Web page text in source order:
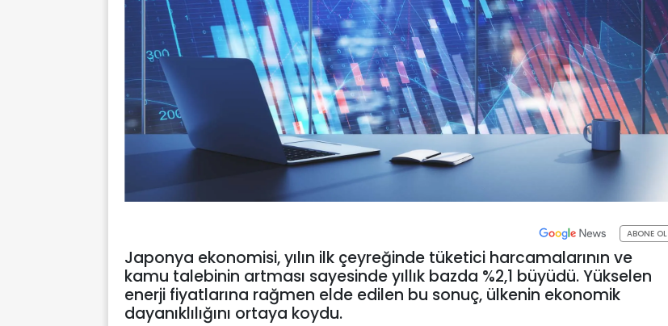
ABONE OL
Japonya ekonomisi, yılın ilk çeyreğinde tüketici harcamalarının ve
kamu talebinin artması sayesinde yıllık bazda %2,1 büyüdü. Yükselen
enerji fiyatlarına rağmen elde edilen bu sonuç, ülkenin ekonomik
dayanıklılığını ortaya koydu.